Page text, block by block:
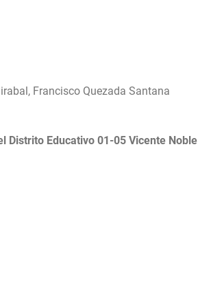
Francisco Quezada Santana
Distrito Educativo 01-05 Vicente